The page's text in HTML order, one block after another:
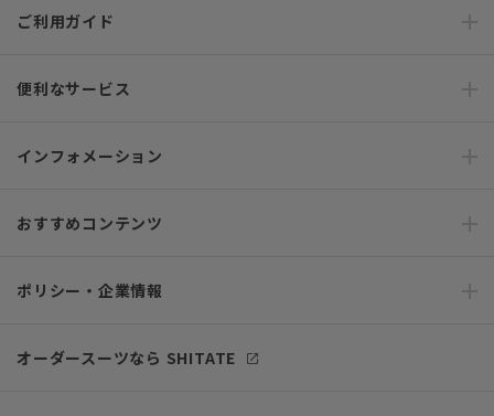
ご利用ガイド
便利なサービス
インフォメーション
おすすめコンテンツ
ポリシー・企業情報
オーダースーツなら SHITATE